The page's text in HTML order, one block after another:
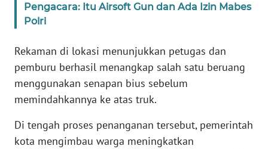
Pengacara: Itu Airsoft Gun dan Ada Izin Mabes
Polri
Rekaman di lokasi menunjukkan petugas dan
pemburu berhasil menangkap salah satu beruang
menggunakan senapan bius sebelum
memindahkannya ke atas truk.
Di tengah proses penanganan tersebut, pemerintah
kota mengimbau warga meningkatkan
WN
BANTEN
WN
NTT
WN
WN